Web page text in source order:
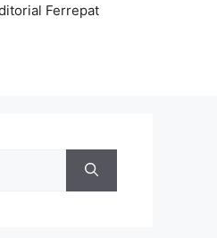
Ferrepat